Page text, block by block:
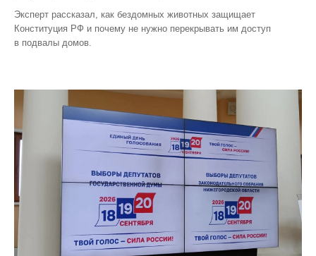
Эксперт рассказал, как бездомных животных защищает
Конституция РФ и почему не нужно перекрывать им доступ
в подвалы домов.